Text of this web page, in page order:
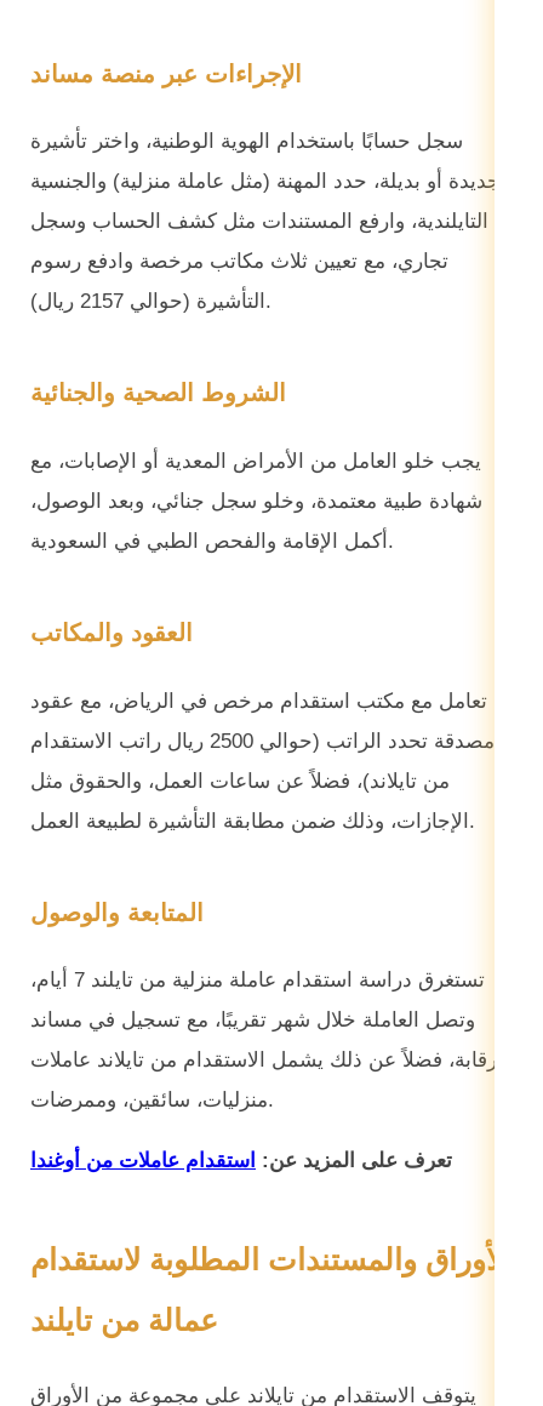
الإجراءات عبر منصة مساند
سجل حسابًا باستخدام الهوية الوطنية، واختر تأشيرة
جديدة أو بديلة، حدد المهنة (مثل عاملة منزلية) والجنسية
التايلندية، وارفع المستندات مثل كشف الحساب وسجل
تجاري، مع تعيين ثلاث مكاتب مرخصة وادفع رسوم
التأشيرة (حوالي 2157 ريال).
الشروط الصحية والجنائية
يجب خلو العامل من الأمراض المعدية أو الإصابات، مع
شهادة طبية معتمدة، وخلو سجل جنائي، وبعد الوصول،
أكمل الإقامة والفحص الطبي في السعودية.
العقود والمكاتب
تعامل مع مكتب استقدام مرخص في الرياض، مع عقود
مصدقة تحدد الراتب (حوالي 2500 ريال راتب الاستقدام
من تايلاند)، فضلاً عن ساعات العمل، والحقوق مثل
الإجازات، وذلك ضمن مطابقة التأشيرة لطبيعة العمل.
المتابعة والوصول
تستغرق دراسة استقدام عاملة منزلية من تايلند 7 أيام،
وتصل العاملة خلال شهر تقريبًا، مع تسجيل في مساند
للرقابة، فضلاً عن ذلك يشمل الاستقدام من تايلاند عاملات
منزليات، سائقين، وممرضات.
تعرف على المزيد عن: استقدام عاملات من أوغندا
الأوراق والمستندات المطلوبة لاستقدام
عمالة من تايلند
يتوقف الاستقدام من تايلاند على مجموعة من الأوراق